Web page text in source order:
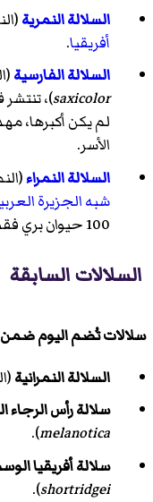
السلالة النمرية
أفريقيا.
السلالة الفارسية
saxicolor)، تنتشر
الأسر.
السلالة النمراء
شبه الجزيرة
100 حيوان بري فقط، وقرابة العشرين في الأسر.
السلالات السابقة
سلالات تُضم اليوم ضمن
السلالة النمرانية
سلالة رأس الرجاء
melanotica
).
سلالة أفريقيا
shortridgei
).